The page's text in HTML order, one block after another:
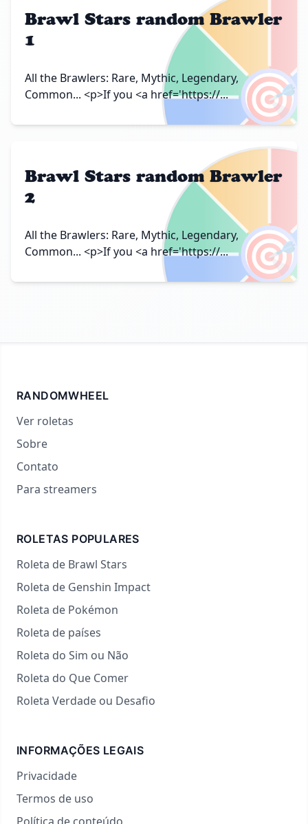
🎯
Brawl Stars random Brawler
1
All the Brawlers: Rare, Mythic, Legendary,
Common... <p>If you <a href='https://...
🎯
Brawl Stars random Brawler
2
All the Brawlers: Rare, Mythic, Legendary,
Common... <p>If you <a href='https://...
RANDOMWHEEL
Ver roletas
Sobre
Contato
Para streamers
ROLETAS POPULARES
Roleta de Brawl Stars
Roleta de Genshin Impact
Roleta de Pokémon
Roleta de países
Roleta do Sim ou Não
Roleta do Que Comer
Roleta Verdade ou Desafio
INFORMAÇÕES LEGAIS
Privacidade
Termos de uso